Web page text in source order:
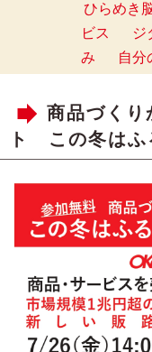
ひらめき
ビス
ジ
み
自分
商品づくり
ト この冬はふ